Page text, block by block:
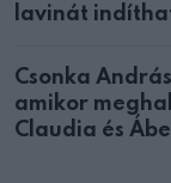
lavinát
Csonka
amikor
Claudia és